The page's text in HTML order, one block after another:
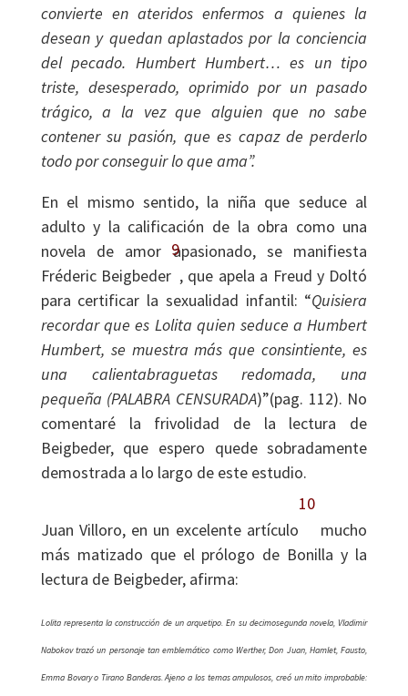
convierte en ateridos enfermos a quienes la
desean y quedan aplastados por la conciencia
del pecado. Humbert Humbert… es un tipo
triste, desesperado, oprimido por un pasado
trágico, a la vez que alguien que no sabe
contener su pasión, que es capaz de perderlo
todo por conseguir lo que ama”.
En el mismo sentido, la niña que seduce al
adulto y la calificación de la obra como una
novela de amor apasionado, se manifiesta
Fréderic Beigbeder
9
, que apela a Freud y Doltó
para certificar la sexualidad infantil: “Quisiera
recordar que es Lolita quien seduce a Humbert
Humbert, se muestra más que consintiente, es
una calientabraguetas redomada, una
pequeña (PALABRA CENSURADA)”(pag. 112). No
comentaré la frivolidad de la lectura de
Beigbeder, que espero quede sobradamente
demostrada a lo largo de este estudio.
Juan Villoro, en un excelente artículo
10
mucho
más matizado que el prólogo de Bonilla y la
lectura de Beigbeder, afirma:
Lolita representa la construcción de un arquetipo. En su decimosegunda novela, Vladimir
Nabokov trazó un personaje tan emblemático como Werther, Don Juan, Hamlet, Fausto,
Emma Bovary o Tirano Banderas. Ajeno a los temas ampulosos, creó un mito improbable: